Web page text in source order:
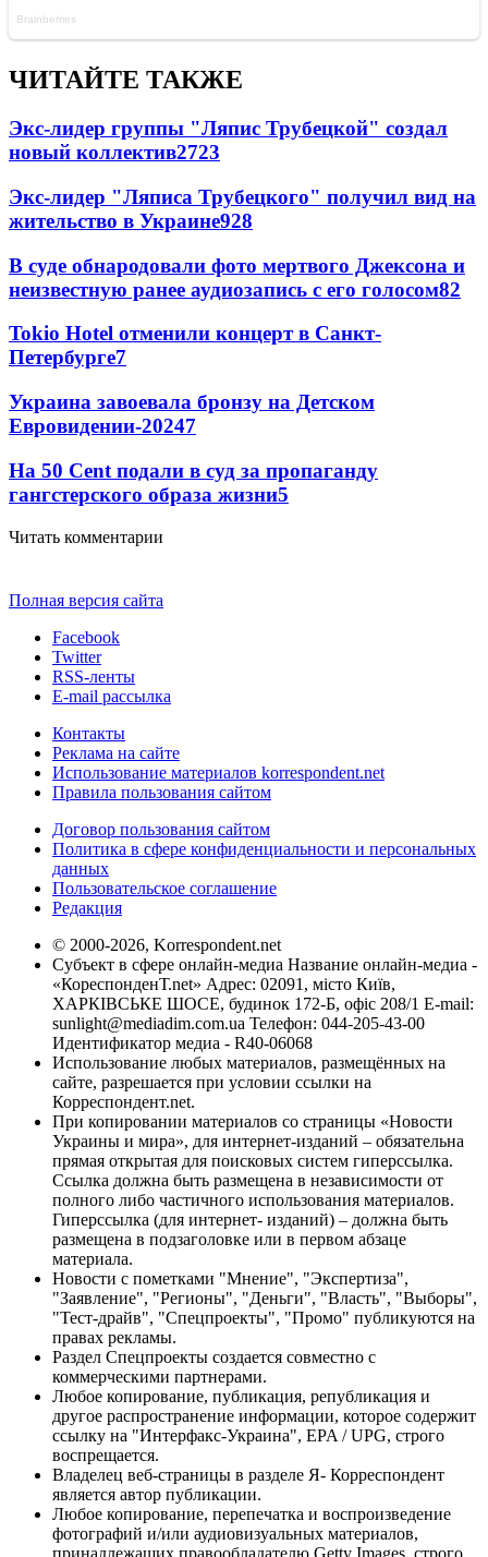
ЧИТАЙТЕ ТАКЖЕ
Экс-лидер группы "Ляпис Трубецкой" создал
новый коллектив2723
Экс-лидер "Ляписа Трубецкого" получил вид на
жительство в Украине928
В суде обнародовали фото мертвого Джексона и
неизвестную ранее аудиозапись с его голосом82
Tokio Hotel отменили концерт в Санкт-
Петербурге7
Украина завоевала бронзу на Детском
Евровидении-20247
На 50 Cent подали в суд за пропаганду
гангстерского образа жизни5
Читать комментарии
Полная версия сайта
Facebook
Twitter
RSS-ленты
E-mail рассылка
Контакты
Реклама на сайте
Использование материалов korrespondent.net
Правила пользования сайтом
Договор пользования сайтом
Политика в сфере конфиденциальности и персональных
данных
Пользовательское соглашение
Редакция
© 2000-2026, Korrespondent.net
Субъект в сфере онлайн-медиа Название онлайн-медиа -
«КореспонденТ.net» Адрес: 02091, місто Київ,
ХАРКІВСЬКЕ ШОСЕ, будинок 172-Б, офіс 208/1 E-mail:
sunlight@mediadim.com.ua Телефон: 044-205-43-00
Идентификатор медиа - R40-06068
Использование любых материалов, размещённых на
сайте, разрешается при условии ссылки на
Корреспондент.net.
При копировании материалов со страницы «Новости
Украины и мира», для интернет-изданий – обязательна
прямая открытая для поисковых систем гиперссылка.
Ссылка должна быть размещена в независимости от
полного либо частичного использования материалов.
Гиперссылка (для интернет- изданий) – должна быть
размещена в подзаголовке или в первом абзаце
материала.
Новости с пометками "Мнение", "Экспертиза",
"Заявление", "Регионы", "Деньги", "Власть", "Выборы",
"Тест-драйв", "Спецпроекты", "Промо" публикуются на
правах рекламы.
Раздел Спецпроекты создается совместно с
коммерческими партнерами.
Любое копирование, публикация, републикация и
другое распространение информации, которое содержит
ссылку на "Интерфакс-Украина", EPA / UPG, строго
воспрещается.
Владелец веб-страницы в разделе Я- Корреспондент
является автор публикации.
Любое копирование, перепечатка и воспроизведение
фотографий и/или аудиовизуальных материалов,
принадлежащих правообладателю Getty Images, строго